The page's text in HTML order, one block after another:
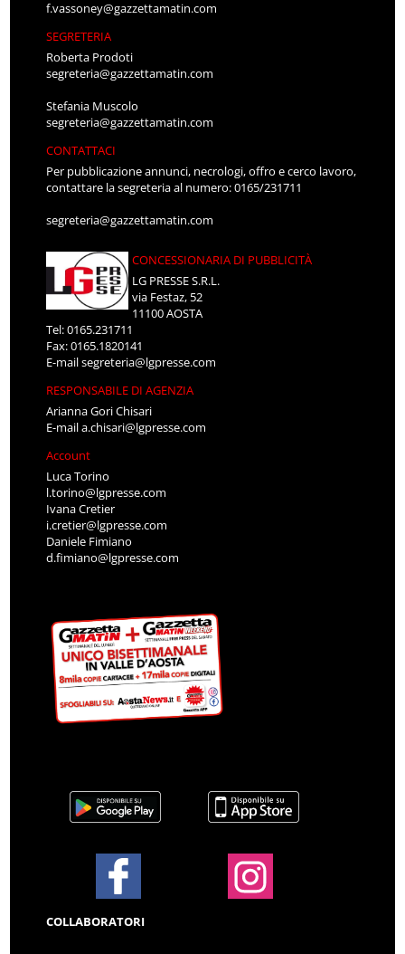
f.vassoney@gazzettamatin.com
SEGRETERIA
Roberta Prodoti
segreteria@gazzettamatin.com
Stefania Muscolo
segreteria@gazzettamatin.com
CONTATTACI
Per pubblicazione annunci, necrologi, offro e cerco lavoro,
contattare la segreteria al numero: 0165/231711
segreteria@gazzettamatin.com
CONCESSIONARIA DI PUBBLICITÀ
LG PRESSE S.R.L.
via Festaz, 52
11100 AOSTA
Tel: 0165.231711
Fax: 0165.1820141
E-mailsegreteria@lgpresse.com
RESPONSABILE DI AGENZIA
Arianna Gori Chisari
E-maila.chisari@lgpresse.com
Account
Luca Torino
l.torino@lgpresse.com
Ivana Cretier
i.cretier@lgpresse.com
Daniele Fimiano
d.fimiano@lgpresse.com
COLLABORATORI